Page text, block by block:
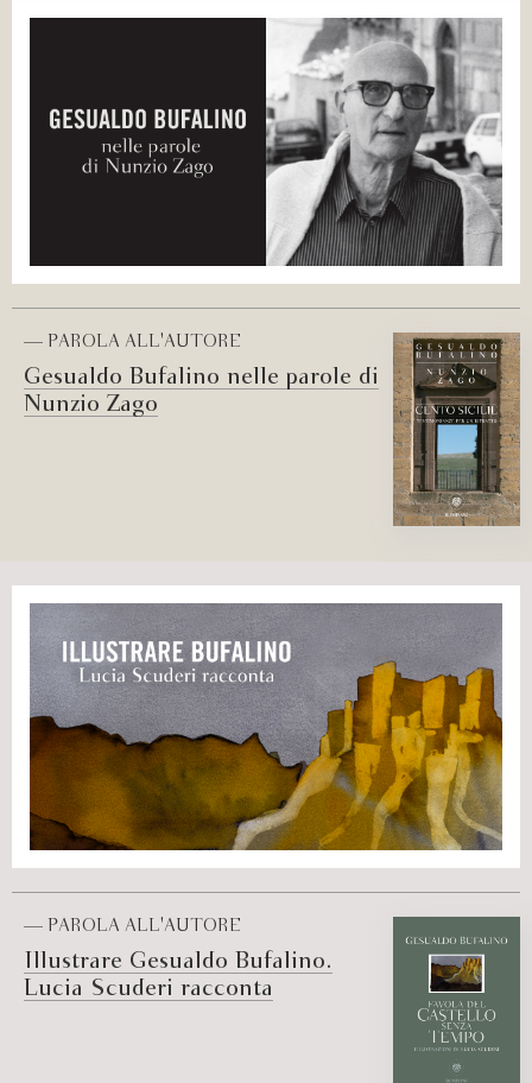
— PAROLA ALL'AUTORE
Gesualdo Bufalino nelle parole di
Nunzio Zago
— PAROLA ALL'AUTORE
Illustrare Gesualdo Bufalino.
Lucia Scuderi racconta